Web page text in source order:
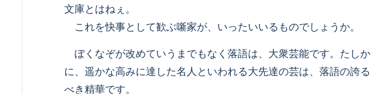
文庫とはねぇ。
これを快事として歓ぶ噺家が、いったいいるものでしょうか。
ぼくなぞが改めていうまでもなく落語は、大衆芸能です。たしか
に、遥かな高みに達した名人といわれる大先達の芸は、落語の誇る
べき精華です。